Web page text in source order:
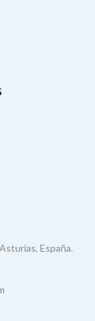
España.